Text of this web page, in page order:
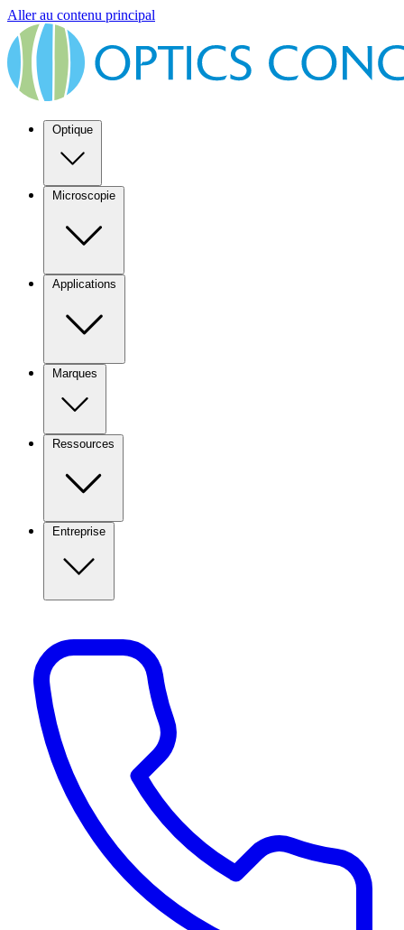
Aller au contenu principal
Optique
Microscopie
Applications
Marques
Ressources
Entreprise